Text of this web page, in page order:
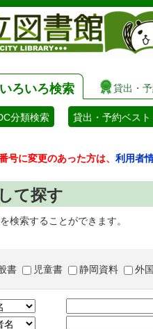
いろいろ検索 貸出・
分類検索 貸出・予約ベスト
号に変更のあった方は、 利用者
て探す
検索することができます。
書 児童書 静岡資料 外